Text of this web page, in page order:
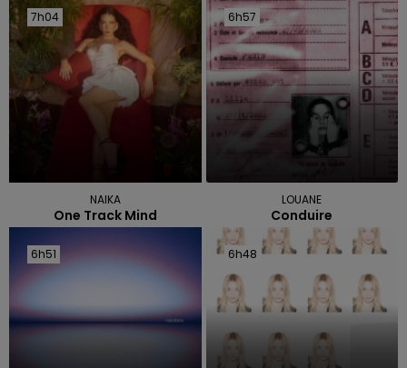
7h04
7h04
NAIKA
One Track Mind
6h57
6h57
LOUANE
Conduire
6h51
6h51 6h48
6h48